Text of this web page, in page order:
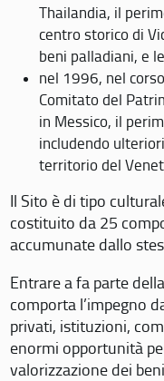
Thailandia, il
centro storico di
beni palladiani, e
nel 1996, nel
Comitato del
in Messico, il
includendo
territorio del
Il Sito è di tipo
costituito da 25
accumunate dallo
Entrare a fa parte
comporta l’impegno
privati, istituzioni,
enormi opportunità
valorizzazione dei